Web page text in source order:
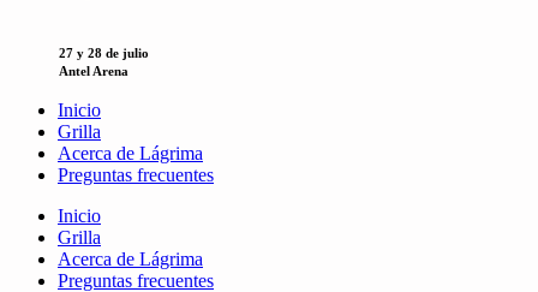
27 y 28 de julio
Antel Arena
Inicio
Grilla
Acerca de Lágrima
Preguntas frecuentes
Inicio
Grilla
Acerca de Lágrima
Preguntas frecuentes